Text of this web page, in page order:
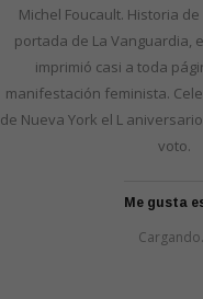
Michel Foucault. Historia
portada de La Vanguardia,
imprimió casi a toda
manifestación feminista.
de Nueva York el L
voto.
Me gusta